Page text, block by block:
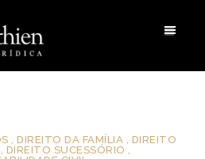
, DIREITO DA FAMÍLIA , DIREITO
, DIREITO SUCESSÓRIO ,